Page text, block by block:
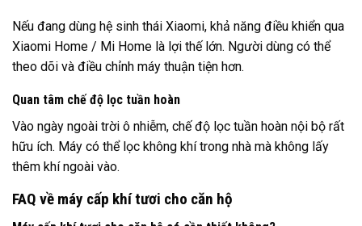
Nếu đang dùng hệ sinh thái Xiaomi, khả năng điều khiển qua
Xiaomi Home / Mi Home là lợi thế lớn. Người dùng có thể
theo dõi và điều chỉnh máy thuận tiện hơn.
Quan tâm chế độ lọc tuần hoàn
Vào ngày ngoài trời ô nhiễm, chế độ lọc tuần hoàn nội bộ rất
hữu ích. Máy có thể lọc không khí trong nhà mà không lấy
thêm khí ngoài vào.
FAQ về máy cấp khí tươi cho căn hộ